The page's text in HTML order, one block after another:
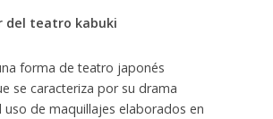
del teatro kabuki
forma de teatro japonés
se caracteriza por su drama
uso de maquillajes elaborados en